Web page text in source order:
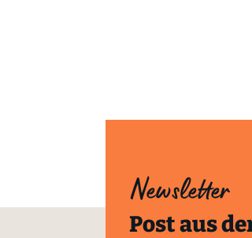
Newsletter
Post aus